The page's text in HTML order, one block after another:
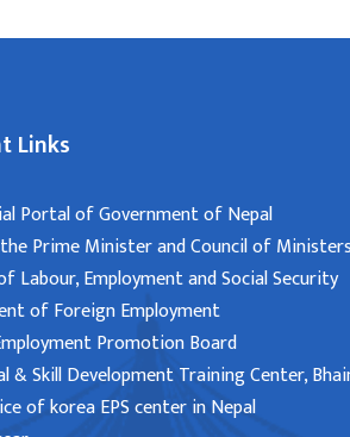
Links
Portal of Government of Nepal
Prime Minister and Council of Ministers
Labour, Employment and Social Security
of Foreign Employment
Promotion Board
& Skill Development Training Center,
of korea EPS center in Nepal